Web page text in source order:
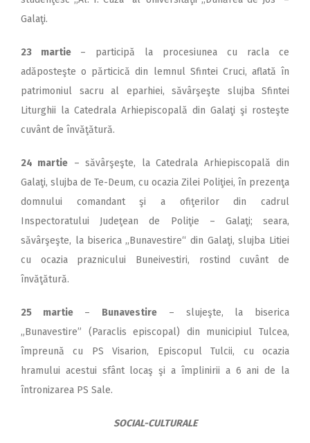
Galaţi.
23 martie – participă la procesiunea cu racla ce
adăposteşte o părticică din lemnul Sfintei Cruci, aflată în
patrimoniul sacru al eparhiei, săvârşeşte slujba Sfintei
Liturghii la Catedrala Arhiepiscopală din Galaţi şi rosteşte
cuvânt de învăţătură.
24 martie – săvârşeşte, la Catedrala Arhiepiscopală din
Galaţi, slujba de Te-Deum, cu ocazia Zilei Poliţiei, în prezenţa
domnului comandant şi a ofiţerilor din cadrul
Inspectoratului Judeţean de Poliţie – Galaţi; seara,
săvârşeşte, la biserica ,,Bunavestire“ din Galaţi, slujba Litiei
cu ocazia praznicului Buneivestiri, rostind cuvânt de
învăţătură.
25 martie– Bunavestire – slujeşte, la biserica
„Bunavestire” (Paraclis episcopal) din municipiul Tulcea,
împreună cu PS Visarion, Episcopul Tulcii, cu ocazia
hramului acestui sfânt locaş şi a împlinirii a 6 ani de la
întronizarea PS Sale.
SOCIAL-CULTURALE